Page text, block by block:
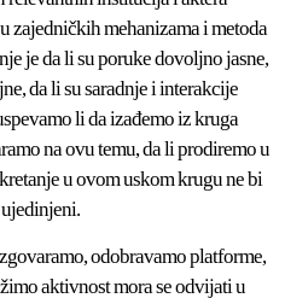
zajedničkih mehanizama i metoda
je da li su poruke dovoljno jasne,
da li su saradnje i interakcije
li da izađemo iz kruga
na ovu temu, da li prodiremo u
u ovom uskom krugu ne bi
odobravamo platforme,
aktivnost mora se odvijati u